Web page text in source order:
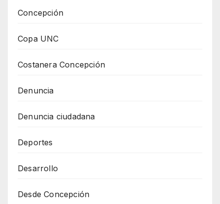
Concepción
Copa UNC
Costanera Concepción
Denuncia
Denuncia ciudadana
Deportes
Desarrollo
Desde Concepción